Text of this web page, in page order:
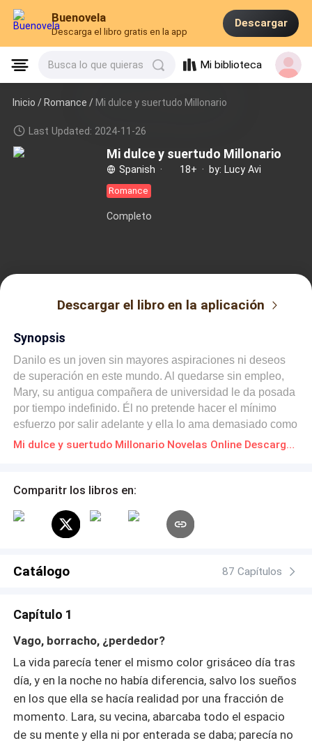
Buenovela
Descarga el libro gratis en la app
Descargar
Busca lo que quieras Mi biblioteca
Inicio /Romance / Mi dulce y suertudo Millonario
Last Updated: 2024-11-26
Mi dulce y suertudo Millonario
Spanish · 18+ · by: Lucy Avi
Romance
Completo
Descargar el libro en la aplicación
Synopsis
Danilo es un joven sin mayores aspiraciones ni deseos
de superación en este mundo. Al quedarse sin empleo,
Mary, su antigua compañera de universidad le da posada
por tiempo indefinido. Él no pretende hacer el mínimo
esfuerzo por salir adelante y ella lo ama demasiado como
para echarlo. Una noche casual, después de una larga
de bienes raíces desconocido llamado Avery, llevándole
mansión, acompañada de una jugosa suma de dinero a
causa de la muerte de un tío lejano. Cuando Danilo se da
tendrá un cambio abrupto, pasando de ser un don nadie a
Mi dulce y suertudo Millonario Novelas Online Descarga gratuita de PDF
Comparitr los libros en:
Catálogo 87 Capítulos
Capítulo 1
Vago, borracho, ¿perdedor?
La vida parecía tener el mismo color grisáceo día tras
día, y en la noche no había diferencia, salvo los sueños
en los que ella se hacía realidad por una fracción de
momento. Lara, su vecina, abarcaba todo el espacio
de su mente y ella ni por enterada se daba; parecía no